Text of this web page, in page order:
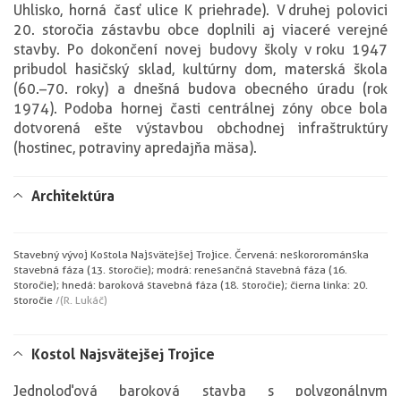
Uhlisko, horná časť ulice K priehrade). V druhej polovici
20. storočia zástavbu obce doplnili aj viaceré verejné
stavby. Po dokončení novej budovy školy v roku 1947
pribudol hasičský sklad, kultúrny dom, materská škola
(60.–70. roky) a dnešná budova obecného úradu (rok
1974). Podoba hornej časti centrálnej zóny obce bola
dotvorená ešte výstavbou obchodnej infraštruktúry
(hostinec, potraviny a predajňa mäsa).
Architektúra
Stavebný vývoj Kostola Najsvätejšej Trojice. Červená: neskororománska
stavebná fáza (13. storočie); modrá: renesančná stavebná fáza (16.
storočie); hnedá: baroková stavebná fáza (18. storočie); čierna linka: 20.
storočie /(R. Lukáč)
Kostol Najsvätejšej Trojice
Jednoloďová baroková stavba s polygonálnym